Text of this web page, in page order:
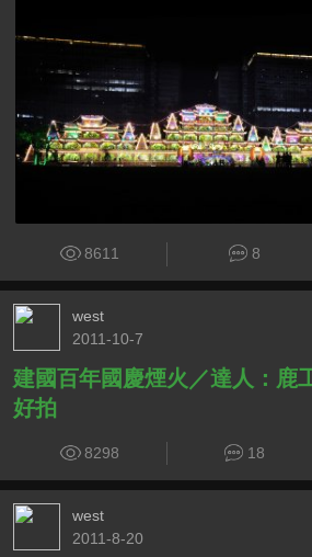
8611 8
west
2011-10-7
建國百年國慶煙火／達人：鹿
好拍
8298 18
west
2011-8-20